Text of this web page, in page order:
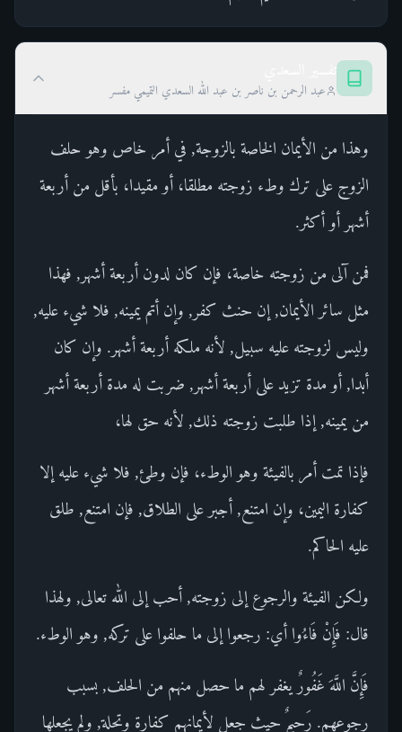
عبد الرحمن بن ناصر بن عبد الله السعدي التميمي مفسر
وهذا من الأيمان الخاصة بالزوجة, في أمر خاص وهو حلف
الزوج على ترك وطء زوجته مطلقا، أو مقيدا، بأقل من أربعة
أشهر أو أكثر.
فمن آلى من زوجته خاصة، فإن كان لدون أربعة أشهر, فهذا
مثل سائر الأيمان, إن حنث كفر, وإن أتم يمينه, فلا شيء عليه,
وليس لزوجته عليه سبيل, لأنه ملكه أربعة أشهر. وإن كان
أبدا, أو مدة تزيد على أربعة أشهر, ضربت له مدة أربعة أشهر
من يمينه, إذا طلبت زوجته ذلك, لأنه حق لها،
فإذا تمت أمر بالفيئة وهو الوطء، فإن وطئ, فلا شيء عليه إلا
كفارة اليمين، وإن امتنع, أجبر على الطلاق, فإن امتنع, طلق
عليه الحاكم.
ولكن الفيئة والرجوع إلى زوجته, أحب إلى الله تعالى, ولهذا
قال: فَإِنْ فَاءُوا أي: رجعوا إلى ما حلفوا على تركه, وهو الوطء.
فَإِنَّ اللَّهَ غَفُورٌ يغفر لهم ما حصل منهم من الحلف, بسبب
رجوعهم. رَحِيمٌ حيث جعل لأيمانهم كفارة وتحلة, ولم يجعلها